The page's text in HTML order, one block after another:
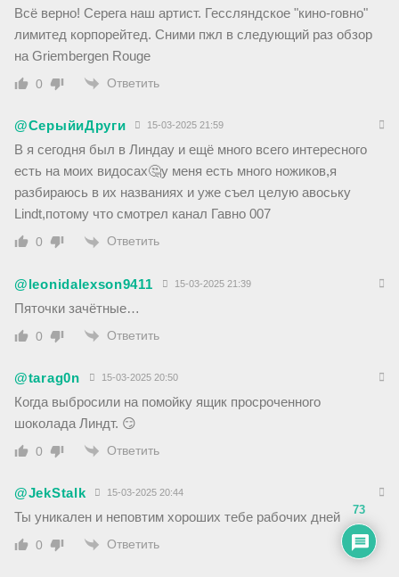
Всё верно! Серега наш артист. Гессляндское "кино-говно"
лимитед корпорейтед. Сними пжл в следующий раз обзор
на Griembergen Rouge
0 Ответить
@СерыйиДруги 15-03-2025 21:59
В я сегодня был в Линдау и ещё много всего интересного
есть на моих видосах🤔у меня есть много ножиков,я
разбираюсь в их названиях и уже съел целую авоську
Lindt,потому что смотрел канал Гавно 007
0 Ответить
@leonidalexson9411 15-03-2025 21:39
Пяточки зачётные…
0 Ответить
@tarag0n 15-03-2025 20:50
Когда выбросили на помойку ящик просроченного
шоколада Линдт. 😏
0 Ответить
@JekStalk 15-03-2025 20:44
Ты уникален и неповтим хороших тебе рабочих дней
0 Ответить
73